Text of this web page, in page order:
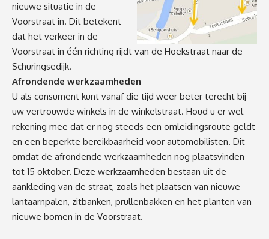
nieuwe situatie in de
Voorstraat in. Dit betekent
dat het verkeer in de
Voorstraat in één richting rijdt van de Hoekstraat naar de
Schuringsedijk.
Afrondende werkzaamheden
U als consument kunt vanaf die tijd weer beter terecht bij
uw vertrouwde winkels in de winkelstraat. Houd u er wel
rekening mee dat er nog steeds een omleidingsroute geldt
en een beperkte bereikbaarheid voor automobilisten. Dit
omdat de afrondende werkzaamheden nog plaatsvinden
tot 15 oktober. Deze werkzaamheden bestaan uit de
aankleding van de straat, zoals het plaatsen van nieuwe
lantaarnpalen, zitbanken, prullenbakken en het planten van
nieuwe bomen in de Voorstraat.